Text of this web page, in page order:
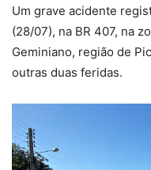
Um grave acidente
(28/07), na BR 407, na
Geminiano, região de
outras duas feridas.